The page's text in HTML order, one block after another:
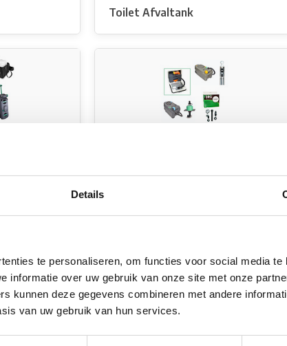
Details
te personaliseren, om functies voor social media te
informatie over uw gebruik van onze site met onze
kunnen deze gegevens combineren met andere
van uw gebruik van hun services.
Toilet Afvaltank
Waterinbouwdoos